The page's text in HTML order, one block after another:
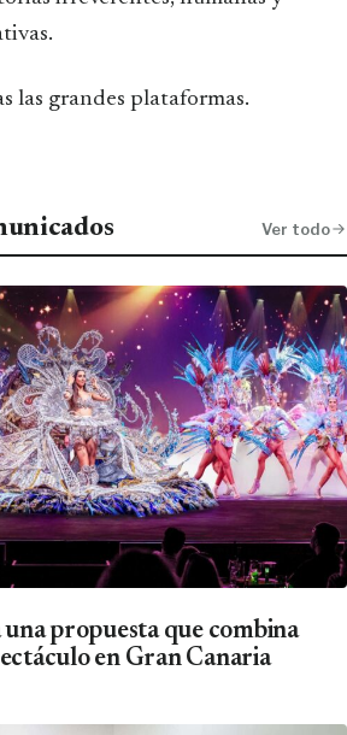
las grandes plataformas.
Ver todo
una propuesta que combina
en Gran Canaria